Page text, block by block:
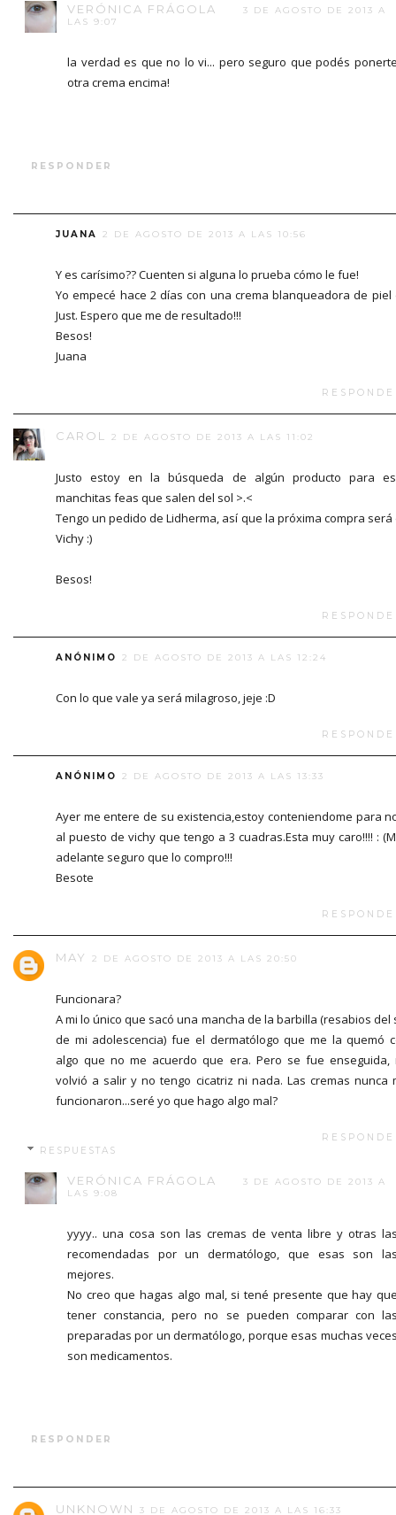
VERÓNICA FRÁGOLA
3 DE AGOSTO DE 2013 A
LAS 9:07
la verdad es que no lo vi... pero seguro que podés
otra crema encima!
RESPONDER
JUANA 2 DE AGOSTO DE 2013 A LAS 10:56
Y es carísimo?? Cuenten si alguna lo prueba cómo le fue!
Yo empecé hace 2 días con una crema blanqueadora de piel
Just. Espero que me de resultado!!!
Besos!
Juana
CAROL 2 DE AGOSTO DE 2013 A LAS 11:02
Justo estoy en la búsqueda de algún producto para
manchitas feas que salen del sol >.<
Tengo un pedido de Lidherma, así que la próxima compra será
Vichy :)
Besos!
ANÓNIMO 2 DE AGOSTO DE 2013 A LAS 12:24
Con lo que vale ya será milagroso, jeje :D
ANÓNIMO 2 DE AGOSTO DE 2013 A LAS 13:33
Ayer me entere de su existencia,estoy conteniendome para
al puesto de vichy que tengo a 3 cuadras.Esta muy caro!!!! :
adelante seguro que lo compro!!!
Besote
MAY 2 DE AGOSTO DE 2013 A LAS 20:50
Funcionara?
A mi lo único que sacó una mancha de la barbilla (resabios del
de mi adolescencia) fue el dermatólogo que me la quemó
algo que no me acuerdo que era. Pero se fue enseguida,
volvió a salir y no tengo cicatriz ni nada. Las cremas nunca
funcionaron...seré yo que hago algo mal?
RESPUESTAS
VERÓNICA FRÁGOLA
3 DE AGOSTO DE 2013 A
LAS 9:08
yyyy.. una cosa son las cremas de venta libre y otras
recomendadas por un dermatólogo, que esas son
mejores.
No creo que hagas algo mal, si tené presente que hay
tener constancia, pero no se pueden comparar con
preparadas por un dermatólogo, porque esas muchas
son medicamentos.
RESPONDER
UNKNOWN 3 DE AGOSTO DE 2013 A LAS 16:33